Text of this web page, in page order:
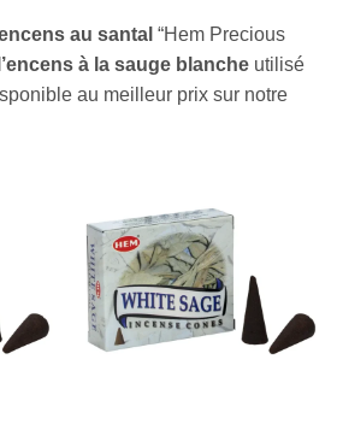
au santal “Hem Precious
l’encens à la sauge blanche utilisé
au meilleur prix sur notre